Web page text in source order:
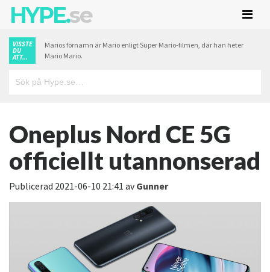
HYPE.se
VISSTE
DU
ATT...
Marios förnamn är Mario enligt Super Mario-filmen, där han heter
Mario Mario.
Oneplus Nord CE 5G
officiellt utannonserad
Publicerad 2021-06-10 21:41 avGunner